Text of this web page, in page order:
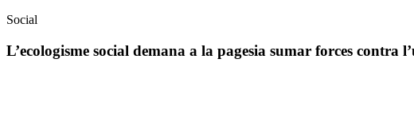
Àmbit
la
Social
L’ecologisme social demana a la pagesia sumar forces contra